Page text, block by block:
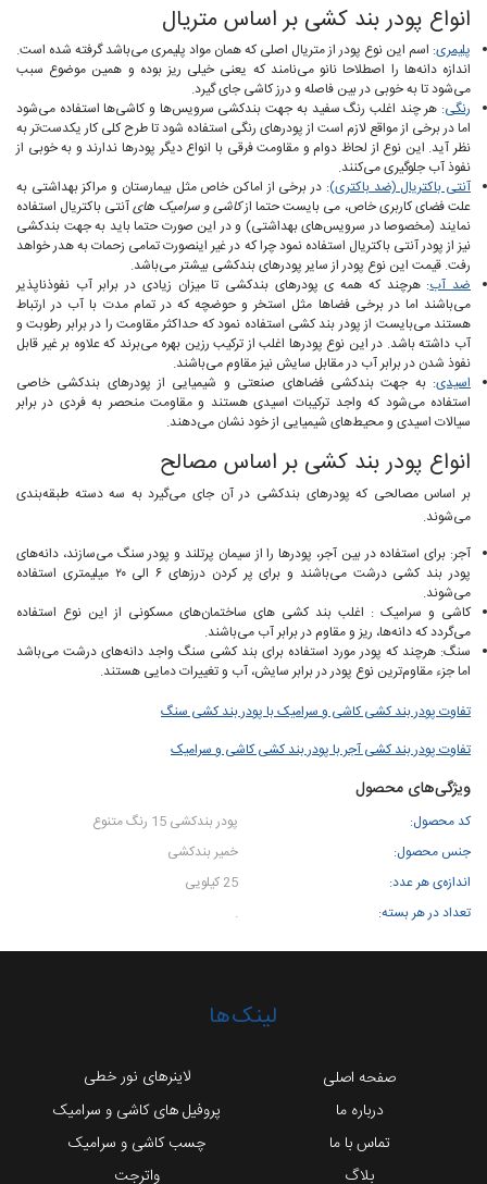
انواع پودر بند کشی بر اساس متریال
پلیمری: اسم این نوع پودر از متریال اصلی که همان مواد پلیمری می‌باشد گرفته شده است.
اندازه دانه‌ها را اصطلاحا نانو می‌نامند که یعنی خیلی ریز بوده و همین موضوع سبب
می‌شود تا به خوبی در بین فاصله و درز کاشی جای گیرد.
رنگی: هر چند اغلب رنگ سفید به جهت بندکشی سرویس‌ها و کاشی‌ها استفاده می‌شود
اما در برخی از مواقع لازم است از پودرهای رنگی استفاده شود تا طرح کلی کار یکدست‌تر به
نظر آید. این نوع از لحاظ دوام و مقاومت فرقی با انواع دیگر پودرها ندارند و به خوبی از
نفوذ آب جلوگیری می‌کنند.
آنتی باکتریال (ضد باکتری): در برخی از اماکن خاص مثل بیمارستان و مراکز بهداشتی به
علت فضای کاربری خاص، می بایست حتما ازکاشی و سرامیک هایآنتی باکتریال استفاده
نمایند (مخصوصا در سرویس‌های بهداشتی) و در این صورت حتما باید به جهت بندکشی
نیز از پودر آنتی باکتریال استفاده نمود چرا که در غیر اینصورت تمامی زحمات به هدر خواهد
رفت. قیمت این نوع پودر از سایر پودرهای بندکشی بیشتر می‌باشد.
ضد آب: هرچند که همه ی پودرهای بندکشی تا میزان زیادی در برابر آب نفوذناپذیر
می‌باشند اما در برخی فضاها مثل استخر و حوضچه که در تمام مدت با آب در ارتباط
هستند می‌بایست از پودر بند کشی استفاده نمود که حداکثر مقاومت را در برابر رطوبت و
آب داشته باشد. در این نوع پودرها اغلب از ترکیب رزین بهره می‌برند که علاوه بر غیر قابل
نفوذ شدن در برابر آب در مقابل سایش نیز مقاوم می‌باشند.
اسیدی: به جهت بندکشی فضاهای صنعتی و شیمیایی از پودرهای بندکشی خاصی
استفاده می‌شود که واجد ترکیبات اسیدی هستند و مقاومت منحصر به فردی در برابر
سیالات اسیدی و محیط‌های شیمیایی از خود نشان می‌دهند.
انواع پودر بند کشی بر اساس مصالح
بر اساس مصالحی که پودرهای بندکشی در آن جای می‌گیرد به سه دسته طبقه‌بندی
می‌شوند.
آجر: برای استفاده در بین آجر، پودرها را از سیمان پرتلند و پودر سنگ می‌سازند، دانه‌های
پودر بند کشی
درشت می‌باشند و برای پر کردن درزهای ۶ الی ۲۰ میلیمتری استفاده
می‌شوند.
کاشی و سرامیک : اغلب بند کشی های ساختمان‌های مسکونی از این نوع استفاده
می‌گردد که دانه‌ها، ریز و مقاوم در برابر آب می‌باشند.
سنگ: هرچند که پودر مورد استفاده برای بند کشی سنگ واجد دانه‌های درشت می‌باشد
اما جزء مقاوم‌ترین نوع پودر در برابر سایش، آب و تغییرات دمایی هستند.
تفاوت پودر بند کشی کاشی و سرامیک با پودر بند کشی سنگ
تفاوت پودر بند کشی آجر با پودر بند کشی کاشی و سرامیک
ویژگی‌های محصول
کد محصول:
پودر بندکشی 15 رنگ متنوع
جنس محصول:
خمیر بندکشی
اندازه‌ی هر عدد:
25 کیلویی
تعداد در هر بسته:
.
لینک‌ها
صفحه اصلی
لاینرهای نور خطی
درباره ما
پروفیل های کاشی و سرامیک
تماس با ما
چسب کاشی و سرامیک
بلاگ
واترجت